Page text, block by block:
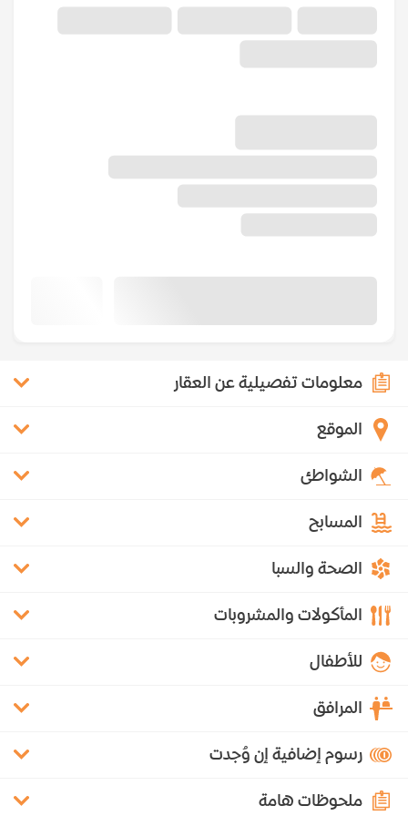
معلومات تفصيلية عن العقار
الموقع
الشواطئ
المسابح
الصحة والسبا
المأكولات والمشروبات
للأطفال
المرافق
رسوم إضافية إن وُجدت
ملحوظات هامة